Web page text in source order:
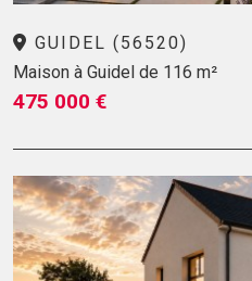
GUIDEL (56520)
Maison à Guidel de 116 m²
475 000 €